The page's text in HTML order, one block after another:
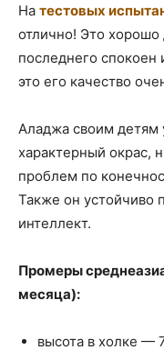
На тестовых
отлично! Это
последнего
это его качество
Аладжа своим детям
характерный окрас,
проблем по
Также он устойчиво
интеллект.
Промеры
месяца):
высота в холке —